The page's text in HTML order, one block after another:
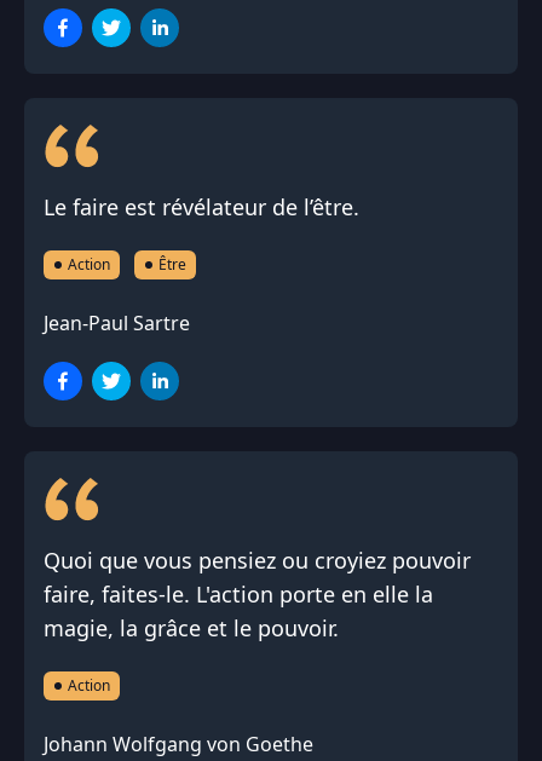
Le faire est révélateur de l’être.
Action Être
Jean-Paul Sartre
Quoi que vous pensiez ou croyiez pouvoir
faire, faites-le. L'action porte en elle la
magie, la grâce et le pouvoir.
Action
Johann Wolfgang von Goethe